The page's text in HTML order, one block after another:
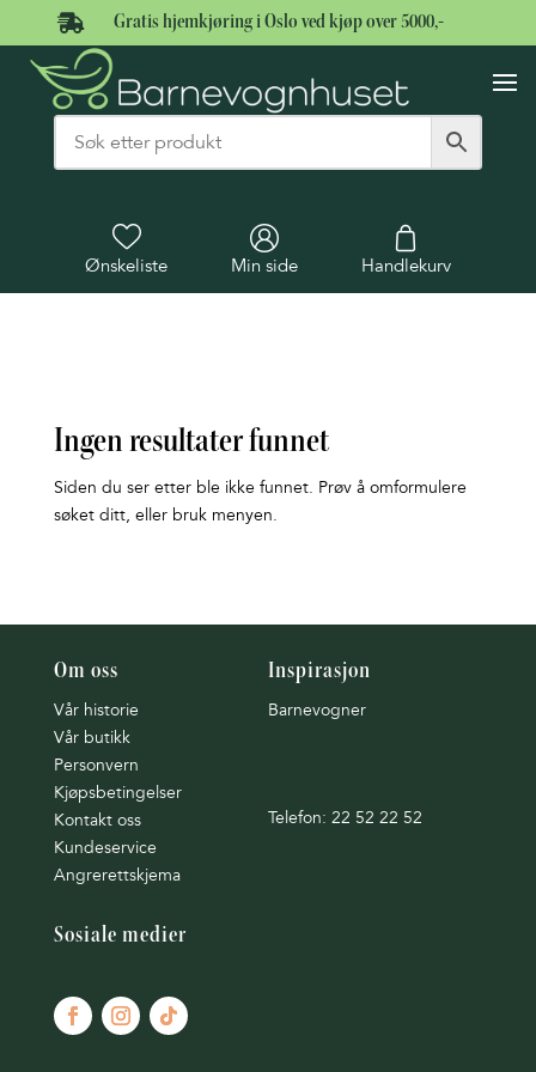
 Gratis hjemkjøring i Oslo ved kjøp over 5000,-
Ønskeliste Min side Handlekurv
Ingen resultater funnet
Siden du ser etter ble ikke funnet. Prøv å omformulere
søket ditt, eller bruk menyen.
Om oss
Vår historie
Vår butikk
Personvern
Kjøpsbetingelser
Kontakt oss
Kundeservice
Angrerettskjema
Inspirasjon
Barnevogner
Telefon: 22 52 22 52
Sosiale medier